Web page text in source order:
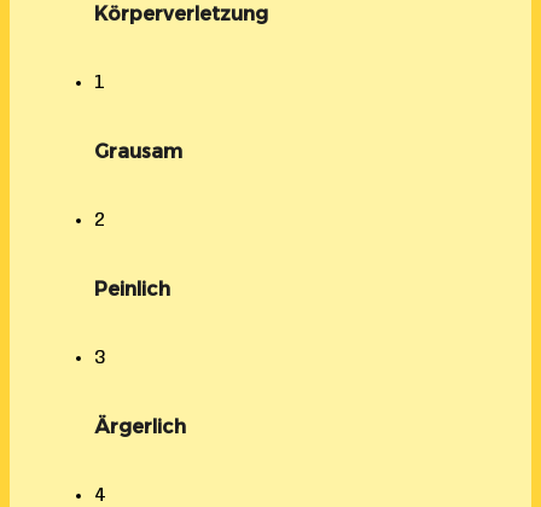
Körperverletzung
1
Grausam
2
Peinlich
3
Ärgerlich
4